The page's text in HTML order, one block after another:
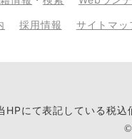
採用情報 サイトマッ
HPにて表記している税込
©